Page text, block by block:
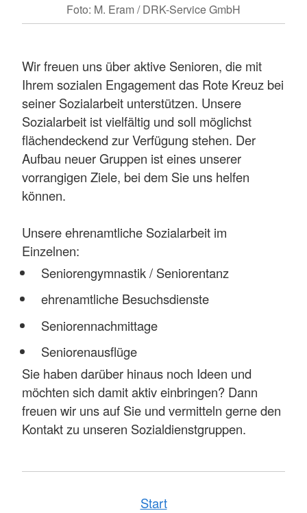
Foto: M. Eram / DRK-Service GmbH
Wir freuen uns über aktive Senioren, die mit
Ihrem sozialen Engagement das Rote Kreuz bei
seiner Sozialarbeit unterstützen. Unsere
Sozialarbeit ist vielfältig und soll möglichst
flächendeckend zur Verfügung stehen. Der
Aufbau neuer Gruppen ist eines unserer
vorrangigen Ziele, bei dem Sie uns helfen
können.
Unsere ehrenamtliche Sozialarbeit im
Einzelnen:
Seniorengymnastik / Seniorentanz
ehrenamtliche Besuchsdienste
Seniorennachmittage
Seniorenausflüge
Sie haben darüber hinaus noch Ideen und
möchten sich damit aktiv einbringen? Dann
freuen wir uns auf Sie und vermitteln gerne den
Kontakt zu unseren Sozialdienstgruppen.
Start